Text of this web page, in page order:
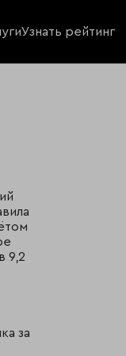
Узнать рейтинг
9,2
за